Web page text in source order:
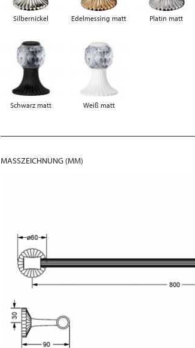
Silbernickel Edelmessing matt Platin matt
Schwarz matt Weiß matt
MASSZEICHNUNG (MM)